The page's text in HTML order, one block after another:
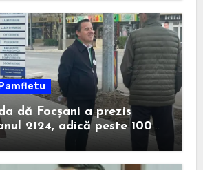
Pamfletu
dă Focșani a prezis
2124, adică peste 100
Ion Ștefan va câștiga